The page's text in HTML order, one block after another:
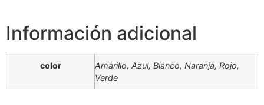
Información adicional
color
Amarillo, Azul, Blanco, Naranja, Rojo,
Verde